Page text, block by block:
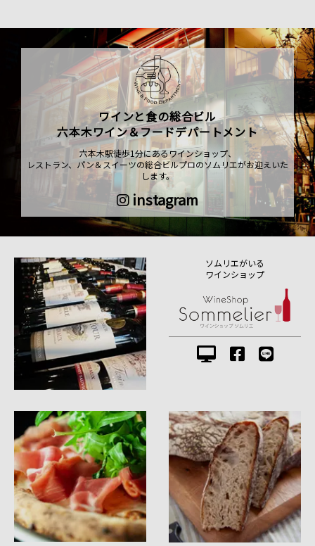
ワインと食の総合ビル
六本木ワイン＆フードデパートメント
六本木駅徒歩1分にあるワインショップ、
レストラン、パン＆スイーツの総合ビルプロのソムリエがお迎えいた
します。
instagram
ソムリエがいる
ワインショップ